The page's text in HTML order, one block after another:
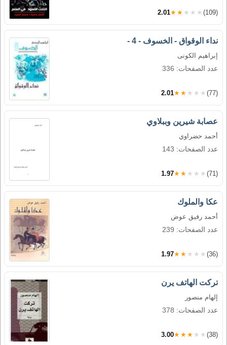
2.01★★★★★ (109)
نداء الوقواق - الخسوف - 4 -
إبراهيم الكونى
عدد الصفحات: 336
2.01★★★★★ (77)
عصابة شيرين وببلاوي
أحمد حضراوي
عدد الصفحات: 143
1.97★★★★★ (71)
عكا والملوك
أحمد رفيق عوض
عدد الصفحات: 239
1.97★★★★★ (36)
تركت الهاتف يرن
إلهام منصور
عدد الصفحات: 378
3.00★★★★★ (38)